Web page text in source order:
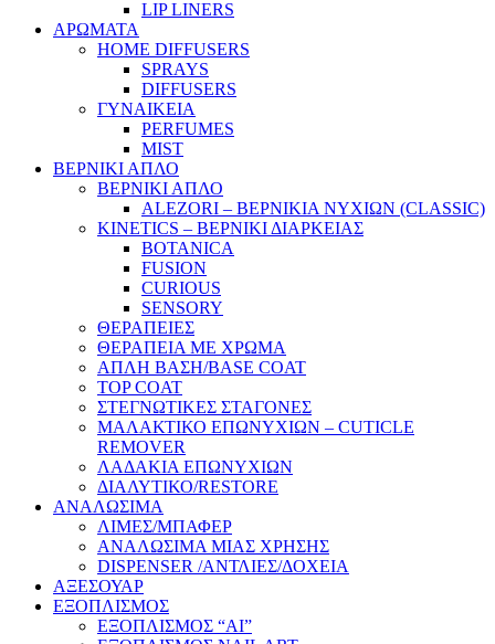
LIP LINERS
ΑΡΩΜΑΤΑ
HOME DIFFUSERS
SPRAYS
DIFFUSERS
ΓΥΝΑΙΚΕΙΑ
PERFUMES
MIST
ΒΕΡΝΙΚΙ ΑΠΛΟ
ΒΕΡΝΙΚΙ ΑΠΛΟ
ALEZORI – ΒΕΡΝΙΚΙΑ ΝΥΧΙΩΝ (CLASSIC)
KINETICS – ΒΕΡΝΙΚΙ ΔΙΑΡΚΕΙΑΣ
BOTANICA
FUSION
CURIOUS
SENSORY
ΘΕΡΑΠΕΙΕΣ
ΘΕΡΑΠΕΙΑ ΜΕ ΧΡΩΜΑ
ΑΠΛΗ ΒΑΣΗ/BASE COAT
TOP COAT
ΣΤΕΓΝΩΤΙΚΕΣ ΣΤΑΓΟΝΕΣ
ΜΑΛΑΚΤΙΚΟ ΕΠΩΝΥΧΙΩΝ – CUTICLE
REMOVER
ΛΑΔΑΚΙΑ ΕΠΩΝΥΧΙΩΝ
ΔΙΑΛΥΤΙΚΟ/RESTORE
ΑΝΑΛΩΣΙΜΑ
ΛΙΜΕΣ/ΜΠΑΦΕΡ
ΑΝΑΛΩΣΙΜΑ ΜΙΑΣ ΧΡΗΣΗΣ
DISPENSER /ΑΝΤΛΙΕΣ/ΔΟΧΕΙΑ
ΑΞΕΣΟΥΑΡ
ΕΞΟΠΛΙΣΜΟΣ
ΕΞΟΠΛΙΣΜΟΣ “AI”